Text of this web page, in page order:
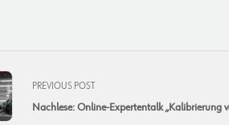
PREVIOUS POST
Nachlese: Online-Expertentalk „Kalibrierung